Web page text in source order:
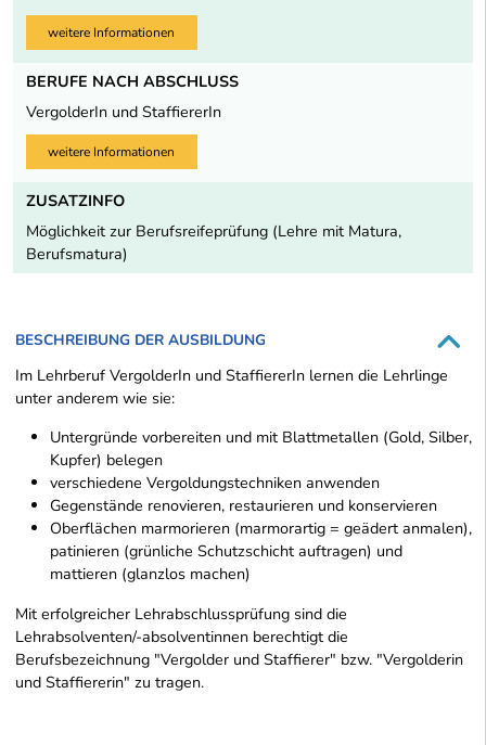
weitere Informationen
BERUFE NACH ABSCHLUSS
VergolderIn und StaffiererIn
weitere Informationen
ZUSATZINFO
Möglichkeit zur Berufsreifeprüfung (Lehre mit Matura,
Berufsmatura)
BESCHREIBUNG DER AUSBILDUNG
Im Lehrberuf VergolderIn und StaffiererIn lernen die Lehrlinge
unter anderem wie sie:
Untergründe vorbereiten und mit Blattmetallen (Gold, Silber,
Kupfer) belegen
verschiedene Vergoldungstechniken anwenden
Gegenstände renovieren, restaurieren und konservieren
Oberflächen marmorieren (marmorartig = geädert anmalen),
patinieren (grünliche Schutzschicht auftragen) und
mattieren (glanzlos machen)
Mit erfolgreicher Lehrabschlussprüfung sind die
Lehrabsolventen/-absolventinnen berechtigt die
Berufsbezeichnung "Vergolder und Staffierer" bzw. "Vergolderin
und Staffiererin" zu tragen.